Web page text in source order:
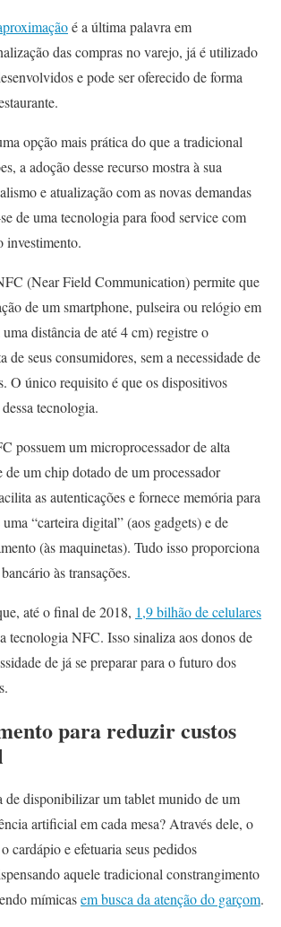
é a última palavra em
das compras no varejo, já é utilizado
e pode ser oferecido de forma
opção mais prática do que a tradicional
a adoção desse recurso mostra à sua
e atualização com as novas demandas
de uma tecnologia para food service com
investimento.
(Near Field Communication) permite que
de um smartphone, pulseira ou relógio em
distância de até 4 cm) registre o
de seus consumidores, sem a necessidade de
O único requisito é que os dispositivos
tecnologia.
possuem um microprocessador de alta
de um chip dotado de um processador
as autenticações e fornece memória para
“carteira digital” (aos gadgets) e de
(às maquinetas). Tudo isso proporciona
às transações.
até o final de 2018, 1,9 bilhão de celulares
tecnologia NFC. Isso sinaliza aos donos de
de já se preparar para o futuro dos
para reduzir custos
de disponibilizar um tablet munido de um
artificial em cada mesa? Através dele, o
cardápio e efetuaria seus pedidos
aquele tradicional constrangimento
mímicasem busca da atenção do garçom.